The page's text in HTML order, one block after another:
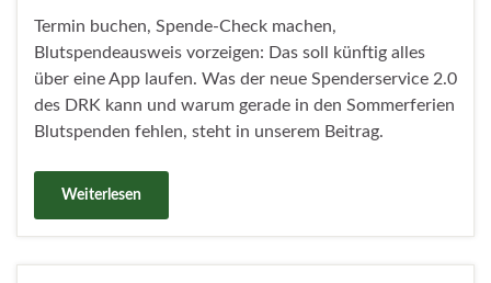
Termin buchen, Spende-Check machen,
Blutspendeausweis vorzeigen: Das soll künftig alles
über eine App laufen. Was der neue Spenderservice 2.0
des DRK kann und warum gerade in den Sommerferien
Blutspenden fehlen, steht in unserem Beitrag.
Weiterlesen